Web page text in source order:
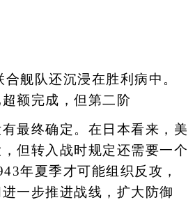
队还沉浸在胜利病中。
额完成，但第二阶
终确定。在日本看来，美
但转入战时规定还需要一个
年夏季才可能组织反攻，
一步推进战线，扩大防御